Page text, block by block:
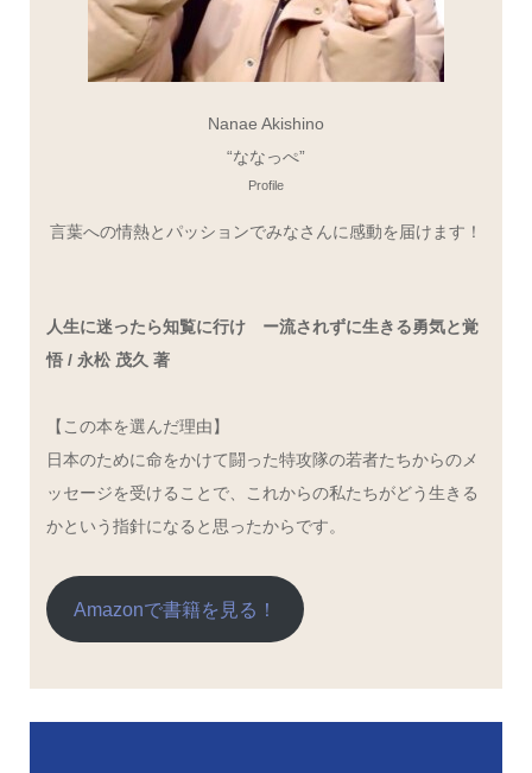
Nanae Akishino
“ななっぺ”
Profile
言葉への情熱とパッションでみなさんに感動を届けます！
人生に迷ったら知覧に行け ー流されずに生きる勇気と覚
悟 / 永松 茂久 著
【この本を選んだ理由】
日本のために命をかけて闘った特攻隊の若者たちからのメ
ッセージを受けることで、これからの私たちがどう生きる
かという指針になると思ったからです。
Amazonで書籍を見る！